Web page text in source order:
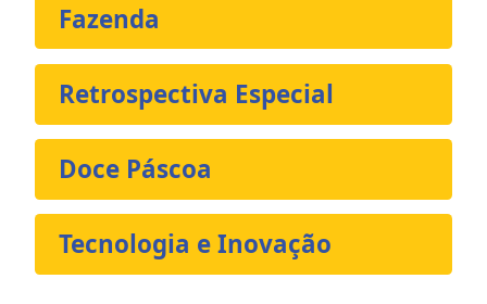
Fazenda
Retrospectiva Especial
Doce Páscoa
Tecnologia e Inovação